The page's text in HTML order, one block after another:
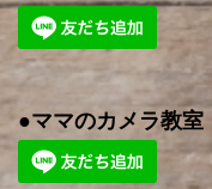
●ママのカメラ教室